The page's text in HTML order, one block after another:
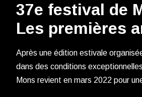
37e festival de
Les premières
Après une édition estivale
dans des conditions
Mons revient en mars 2022 pour